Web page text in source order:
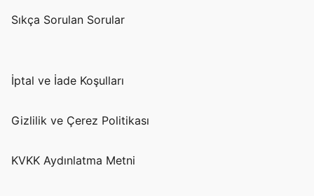
Sıkça Sorulan Sorular
İptal ve İade Koşulları
Gizlilik ve Çerez Politikası
KVKK Aydınlatma Metni